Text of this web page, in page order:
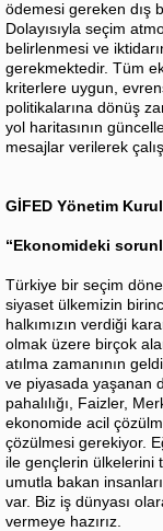
ödemesi gereken dış
Dolayısıyla seçim
belirlenmesi ve
gerekmektedir. Tüm
kriterlere uygun,
politikalarına dönüş
yol haritasının
mesajlar verilerek
GİFED Yönetim
“Ekonomideki
Türkiye bir seçim
siyaset ülkemizin
halkımızın verdiği
olmak üzere birçok
atılma zamanının
ve piyasada yaşanan
pahalılığı, Faizler,
ekonomide acil
çözülmesi gerekiyor.
ile gençlerin ülkelerini
umutla bakan
var. Biz iş dünyası
vermeye hazırız.